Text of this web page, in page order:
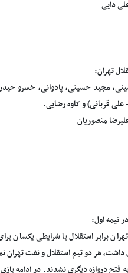
دایی
تهران:
مجید حسینی، پادوانی، خسرو
منصوریان
نیمه اول:
برابر استقلال با شرایطی یکسان
داشت، هر دو تیم استقلال و نفت